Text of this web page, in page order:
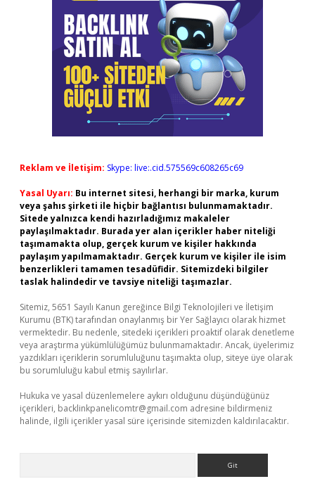
Reklam ve İletişim: Skype: live:.cid.575569c608265c69
Yasal Uyarı: Bu internet sitesi, herhangi bir marka, kurum
veya şahıs şirketi ile hiçbir bağlantısı bulunmamaktadır.
Sitede yalnızca kendi hazırladığımız makaleler
paylaşılmaktadır. Burada yer alan içerikler haber niteliği
taşımamakta olup, gerçek kurum ve kişiler hakkında
paylaşım yapılmamaktadır. Gerçek kurum ve kişiler ile isim
benzerlikleri tamamen tesadüfidir. Sitemizdeki bilgiler
taslak halindedir ve tavsiye niteliği taşımazlar.
Sitemiz, 5651 Sayılı Kanun gereğince Bilgi Teknolojileri ve İletişim
Kurumu (BTK) tarafından onaylanmış bir Yer Sağlayıcı olarak hizmet
vermektedir. Bu nedenle, sitedeki içerikleri proaktif olarak denetleme
veya araştırma yükümlülüğümüz bulunmamaktadır. Ancak, üyelerimiz
yazdıkları içeriklerin sorumluluğunu taşımakta olup, siteye üye olarak
bu sorumluluğu kabul etmiş sayılırlar.
Hukuka ve yasal düzenlemelere aykırı olduğunu düşündüğünüz
içerikleri, backlinkpanelicomtr@gmail.com adresine bildirmeniz
halinde, ilgili içerikler yasal süre içerisinde sitemizden kaldırılacaktır.